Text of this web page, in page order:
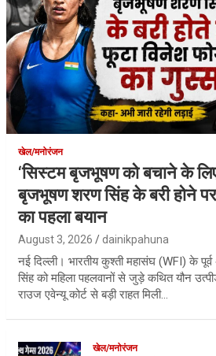
खेल/मनोरंजन
‘सिस्टम बृजभूषण को बचाने के
बृजभूषण शरण सिंह के बरी होने
का पहला बयान
August 3, 2026 dainikpahuna
नई दिल्ली। भारतीय कुश्ती महासंघ (WFI) के
सिंह को महिला पहलवानों से जुड़े कथित यौन
राउज एवेन्यू कोर्ट से बड़ी राहत मिली…
खेल/मनोरंजन